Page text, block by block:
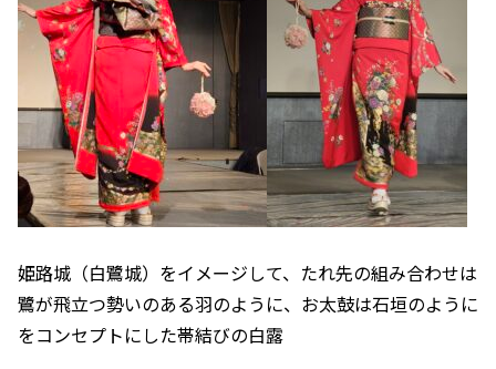
姫路城（白鷺城）をイメージして、たれ先の組み合わせは
鷺が飛立つ勢いのある羽のように、お太鼓は石垣のように
をコンセプトにした帯結びの白露